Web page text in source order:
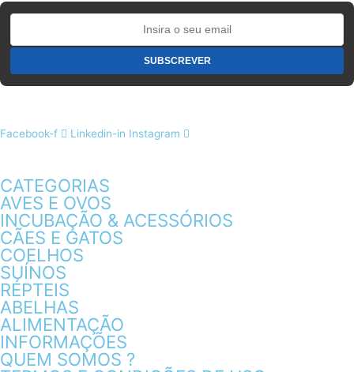
Facebook-f Linkedin-in Instagram
CATEGORIAS
AVES E OVOS
INCUBAÇÃO & ACESSÓRIOS
CÃES E GATOS
COELHOS
SUÍNOS
RÉPTEIS
ABELHAS
ALIMENTAÇÃO
INFORMAÇÕES
QUEM SOMOS ?